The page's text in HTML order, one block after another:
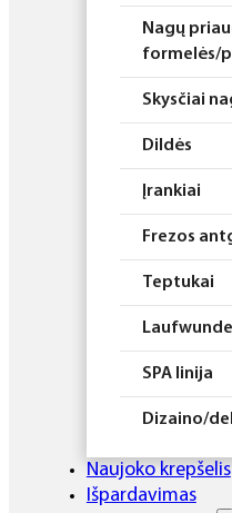
Nagų
formelės/
Skysčiai
Dildės
Įrankiai
Frezos
Teptukai
SPA linija
Dizaino/
Elektros
Naujoko krepšelis
Išpardavimas